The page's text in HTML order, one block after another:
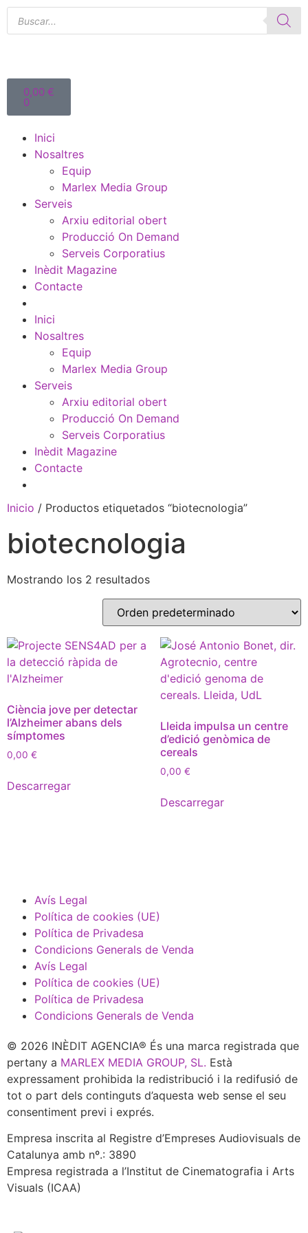
0,00 €
0
Inici
Nosaltres
Equip
Marlex Media Group
Serveis
Arxiu editorial obert
Producció On Demand
Serveis Corporatius
Inèdit Magazine
Contacte
Inici
Nosaltres
Equip
Marlex Media Group
Serveis
Arxiu editorial obert
Producció On Demand
Serveis Corporatius
Inèdit Magazine
Contacte
Inicio / Productos etiquetados “biotecnologia”
biotecnologia
Mostrando los 2 resultados
Ciència jove per detectar
l’Alzheimer abans dels
símptomes
0,00 €
Descarregar
Lleida impulsa un centre
d’edició genòmica de
cereals
0,00 €
Descarregar
Avís Legal
Política de cookies (UE)
Política de Privadesa
Condicions Generals de Venda
Avís Legal
Política de cookies (UE)
Política de Privadesa
Condicions Generals de Venda
© 2026 INÈDIT AGENCIA® És una marca registrada que
pertany a MARLEX MEDIA GROUP, SL. Està
expressament prohibida la redistribució i la redifusió de
tot o part dels continguts d’aquesta web sense el seu
consentiment previ i exprés.
Empresa inscrita al Registre d’Empreses Audiovisuals de
Catalunya amb nº.: 3890
Empresa registrada a l’Institut de Cinematografia i Arts
Visuals (ICAA)